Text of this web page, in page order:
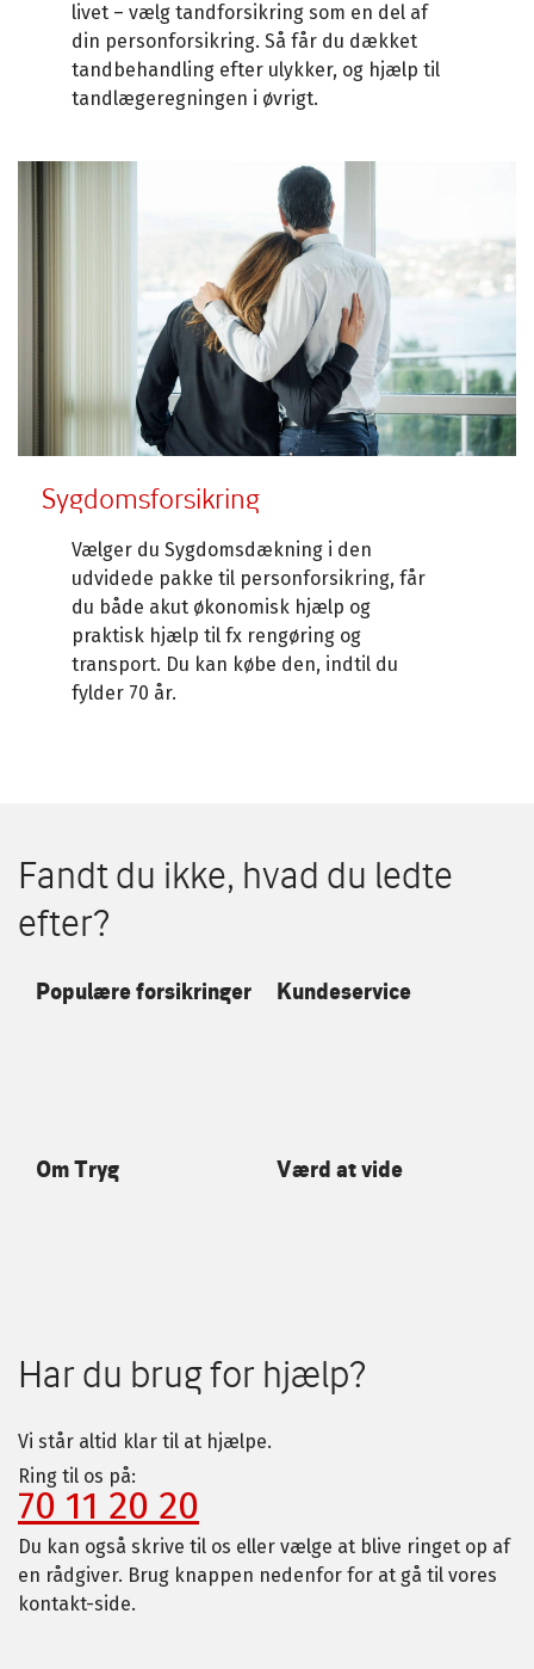
livet – vælg tandforsikring som en del af
din personforsikring. Så får du dækket
tandbehandling efter ulykker, og hjælp til
tandlægeregningen i øvrigt.
Sygdomsforsikring
Vælger du Sygdomsdækning i den
udvidede pakke til personforsikring, får
du både akut økonomisk hjælp og
praktisk hjælp til fx rengøring og
transport. Du kan købe den, indtil du
fylder 70 år.
Fandt du ikke, hvad du ledte
efter?
Populære forsikringer Kundeservice
Om Tryg Værd at vide
Har du brug for hjælp?
Vi står altid klar til at hjælpe.
Ring til os på:
70 11 20 20
Du kan også skrive til os eller vælge at blive ringet op af
en rådgiver. Brug knappen nedenfor for at gå til vores
kontakt-side.